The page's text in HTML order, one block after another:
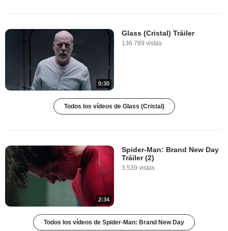
0:30
Glass (Cristal) Tráiler
136.789 vistas
Todos los vídeos de Glass (Cristal)
2:34
Spider-Man: Brand New Day
Tráiler (2)
3.539 vistas
Todos los vídeos de Spider-Man: Brand New Day